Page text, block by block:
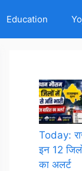
Education
Today:
इन 12
का अलर्ट